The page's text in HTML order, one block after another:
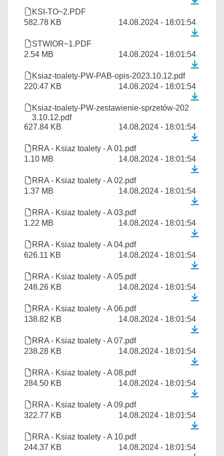
KSI-TO~2.PDF
582.78 KB
14.08.2024 - 18:01:54
STWIOR~1.PDF
2.54 MB
14.08.2024 - 18:01:54
Ksiaz-toalety-PW-PAB-opis-2023.10.12.pdf
220.47 KB
14.08.2024 - 18:01:54
Ksiaz-toalety-PW-zestawienie-sprzetów-202
3.10.12.pdf
627.84 KB
14.08.2024 - 18:01:54
RRA - Ksiaz toalety - A 01.pdf
1.10 MB
14.08.2024 - 18:01:54
RRA - Ksiaz toalety - A 02.pdf
1.37 MB
14.08.2024 - 18:01:54
RRA - Ksiaz toalety - A 03.pdf
1.22 MB
14.08.2024 - 18:01:54
RRA - Ksiaz toalety - A 04.pdf
626.11 KB
14.08.2024 - 18:01:54
RRA - Ksiaz toalety - A 05.pdf
248.26 KB
14.08.2024 - 18:01:54
RRA - Ksiaz toalety - A 06.pdf
138.82 KB
14.08.2024 - 18:01:54
RRA - Ksiaz toalety - A 07.pdf
238.28 KB
14.08.2024 - 18:01:54
RRA - Ksiaz toalety - A 08.pdf
284.50 KB
14.08.2024 - 18:01:54
RRA - Ksiaz toalety - A 09.pdf
322.77 KB
14.08.2024 - 18:01:54
RRA - Ksiaz toalety - A 10.pdf
244.37 KB
14.08.2024 - 18:01:54